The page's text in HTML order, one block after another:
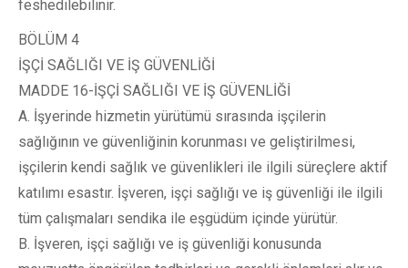
feshedilebilinir.
BÖLÜM 4
İŞÇİ SAĞLIĞI VE İŞ GÜVENLİĞİ
MADDE 16-İŞÇİ SAĞLIĞI VE İŞ GÜVENLİĞİ
A. İşyerinde hizmetin yürütümü sırasında işçilerin
sağlığının ve güvenliğinin korunması ve geliştirilmesi,
işçilerin kendi sağlık ve güvenlikleri ile ilgili süreçlere aktif
katılımı esastır. İşveren, işçi sağlığı ve iş güvenliği ile ilgili
tüm çalışmaları sendika ile eşgüdüm içinde yürütür.
B. İşveren, işçi sağlığı ve iş güvenliği konusunda